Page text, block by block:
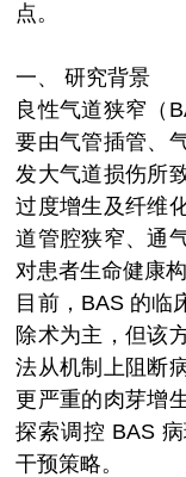
点。
一、研究背景
良性气道狭窄（
要由气管插管、
发大气道损伤所
过度增生及纤维
道管腔狭窄、通
对患者生命健康
目前，BAS 的临
除术为主，但该
法从机制上阻断
更严重的肉芽增
探索调控 BAS
干预策略。